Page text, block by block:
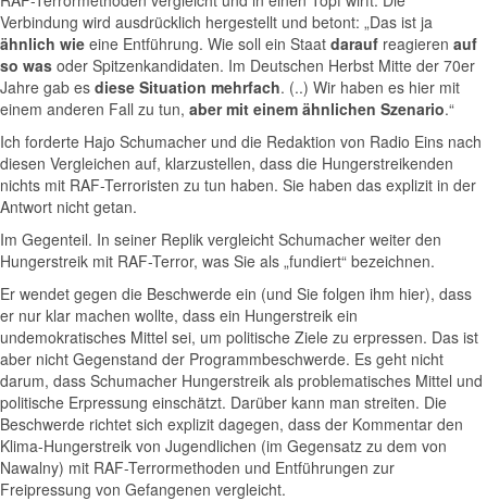
Verbindung wird ausdrücklich hergestellt und betont: „Das ist ja
ähnlich wie eine Entführung. Wie soll ein Staat darauf reagieren auf
so was oder Spitzenkandidaten. Im Deutschen Herbst Mitte der 70er
Jahre gab es diese Situation mehrfach. (..) Wir haben es hier mit
einem anderen Fall zu tun, aber mit einem ähnlichen Szenario.“
Ich forderte Hajo Schumacher und die Redaktion von Radio Eins nach
diesen Vergleichen auf, klarzustellen, dass die Hungerstreikenden
nichts mit RAF-Terroristen zu tun haben. Sie haben das explizit in der
Antwort nicht getan.
Im Gegenteil. In seiner Replik vergleicht Schumacher weiter den
Hungerstreik mit RAF-Terror, was Sie als „fundiert“ bezeichnen.
Er wendet gegen die Beschwerde ein (und Sie folgen ihm hier), dass
er nur klar machen wollte, dass ein Hungerstreik ein
undemokratisches Mittel sei, um politische Ziele zu erpressen. Das ist
aber nicht Gegenstand der Programmbeschwerde. Es geht nicht
darum, dass Schumacher Hungerstreik als problematisches Mittel und
politische Erpressung einschätzt. Darüber kann man streiten. Die
Beschwerde richtet sich explizit dagegen, dass der Kommentar den
Klima-Hungerstreik von Jugendlichen (im Gegensatz zu dem von
Nawalny) mit RAF-Terrormethoden und Entführungen zur
Freipressung von Gefangenen vergleicht.